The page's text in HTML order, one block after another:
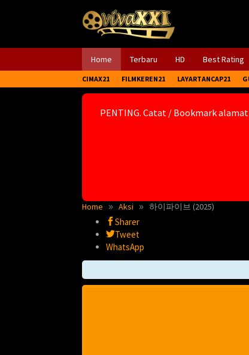
Home Terbaru HD Best Rating
CIMAX21 FILMKEREN21 LAYARTANCAP21
PENTING. Catat / Bookmark alamat
Home Aksi 하이파이브 (2025)
Sharer
Tweet
WhatsApp